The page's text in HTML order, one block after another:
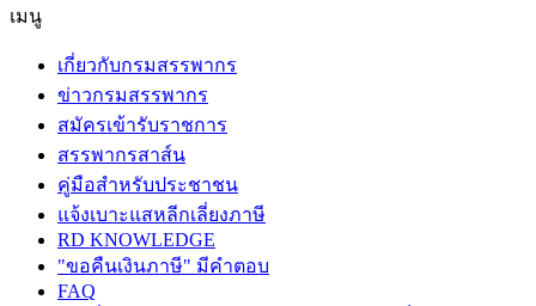
เมนู
เกี่ยวกับกรมสรรพากร
ข่าวกรมสรรพากร
สมัครเข้ารับราชการ
สรรพากรสาส์น
คู่มือสำหรับประชาชน
แจ้งเบาะแสหลีกเลี่ยงภาษี
RD KNOWLEDGE
"ขอคืนเงินภาษี" มีคำตอบ
FAQ